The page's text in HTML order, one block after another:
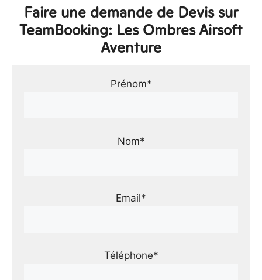
Faire une demande de Devis sur
TeamBooking: Les Ombres Airsoft
Aventure
Prénom*
Nom*
Email*
Téléphone*